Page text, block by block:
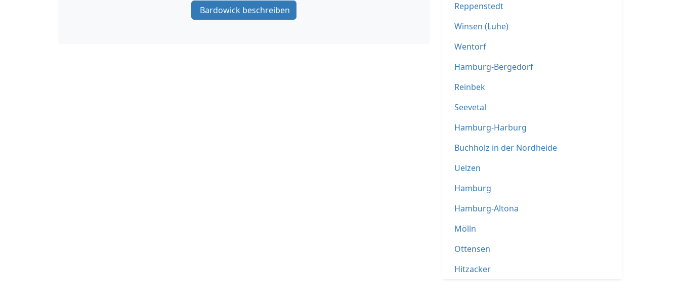
Bardowick beschreiben
Reppenstedt
Winsen (Luhe)
Wentorf
Hamburg-Bergedorf
Reinbek
Seevetal
Hamburg-Harburg
Buchholz in der Nordheide
Uelzen
Hamburg
Hamburg-Altona
Mölln
Ottensen
Hitzacker